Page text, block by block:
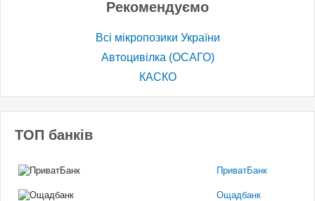
Рекомендуємо
Всі мікропозики України
Автоцивілка (ОСАГО)
КАСКО
ТОП банків
ПриватБанк
Ощадбанк